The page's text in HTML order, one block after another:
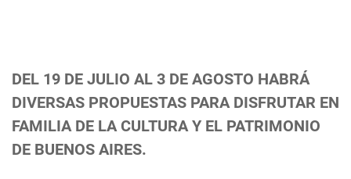
DEL 19 DE JULIO AL 3 DE AGOSTO HABRÁ
DIVERSAS PROPUESTAS PARA DISFRUTAR EN
FAMILIA DE LA CULTURA Y EL PATRIMONIO
DE BUENOS AIRES.